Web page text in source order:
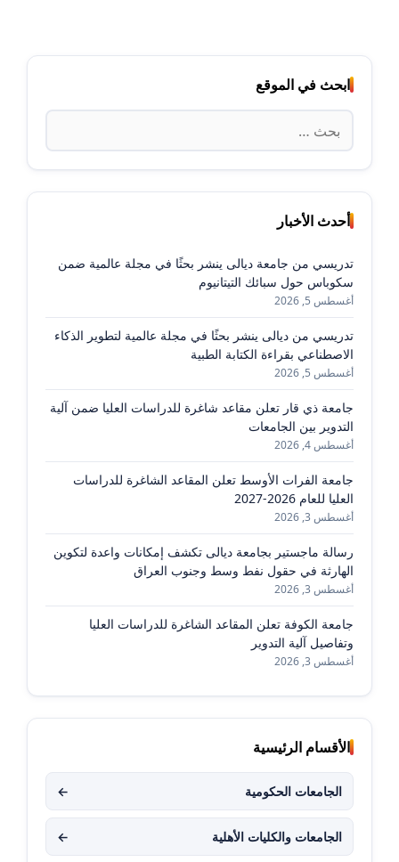
ابحث في الموقع
البحث
عن:
أحدث الأخبار
تدريسي من جامعة ديالى ينشر بحثًا في مجلة عالمية ضمن
سكوباس حول سبائك التيتانيوم
أغسطس 5, 2026
تدريسي من ديالى ينشر بحثًا في مجلة عالمية لتطوير الذكاء
الاصطناعي بقراءة الكتابة الطبية
أغسطس 5, 2026
جامعة ذي قار تعلن مقاعد شاغرة للدراسات العليا ضمن آلية
التدوير بين الجامعات
أغسطس 4, 2026
جامعة الفرات الأوسط تعلن المقاعد الشاغرة للدراسات
العليا للعام 2026-2027
أغسطس 3, 2026
رسالة ماجستير بجامعة ديالى تكشف إمكانات واعدة لتكوين
الهارثة في حقول نفط وسط وجنوب العراق
أغسطس 3, 2026
جامعة الكوفة تعلن المقاعد الشاغرة للدراسات العليا
وتفاصيل آلية التدوير
أغسطس 3, 2026
الأقسام الرئيسية
الجامعات الحكومية ←
الجامعات والكليات الأهلية ←